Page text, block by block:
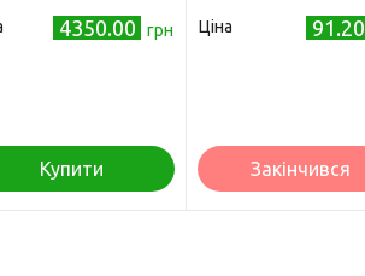
4350.00 грн
Купити
Small 35 см
Ціна 91.20
Закінчився